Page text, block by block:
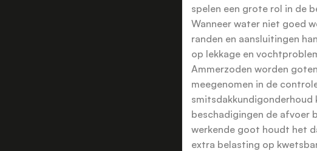
spelen een grote rol in de
Wanneer water niet goed
randen en aansluitingen
op lekkage en
Ammerzoden worden
meegenomen in de
beschadigingen de afvoer
werkende goot houdt het
extra belasting op